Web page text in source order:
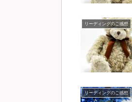
リーディングのご感想
リーディングのご感想